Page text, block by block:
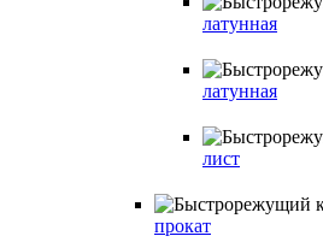
латунная
латунная
лист
прокат